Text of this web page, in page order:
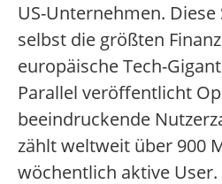
US-Unternehmen.
selbst die größten
europäische Tech-
Parallel veröffentlicht
beeindruckende
zählt weltweit über 900
wöchentlich aktive User.